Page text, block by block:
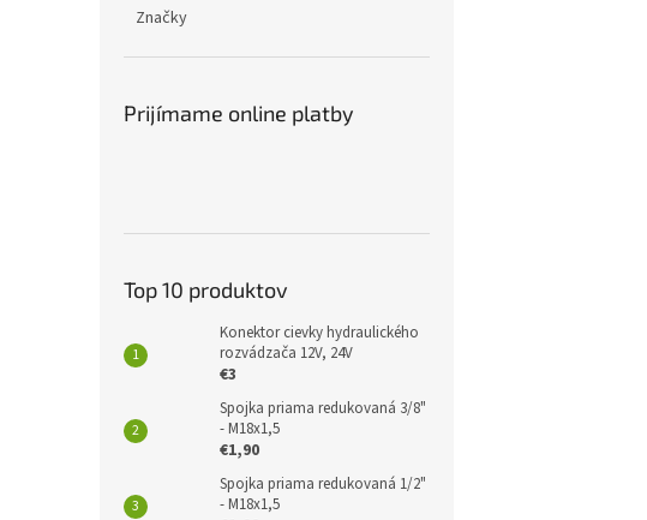
Značky
Prijímame online platby
Top 10 produktov
Konektor cievky hydraulického
rozvádzača 12V, 24V
€3
Spojka priama redukovaná 3/8"
- M18x1,5
€1,90
Spojka priama redukovaná 1/2"
- M18x1,5